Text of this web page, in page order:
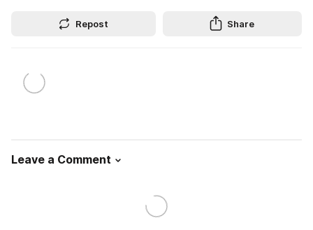
Repost Share
Leave a Comment